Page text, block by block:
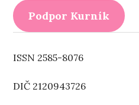
Podpor Kurník
ISSN 2585-8076
DIČ 2120943726